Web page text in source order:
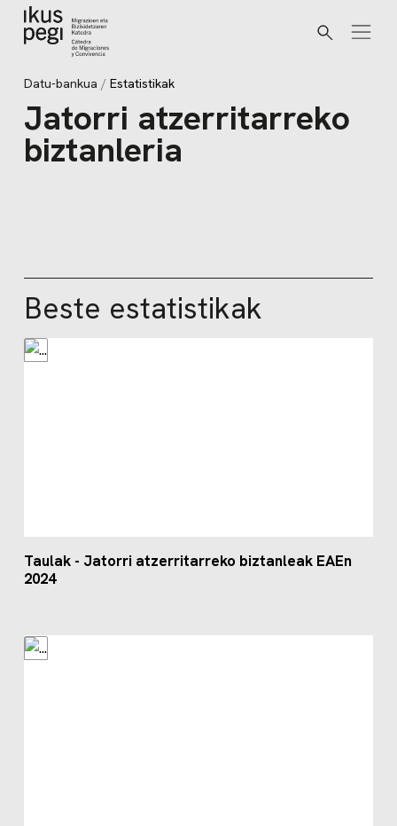
Joan zuzenean edukira
Bilatu
Datu-bankua Estatistikak
Jatorri atzerritarreko
biztanleria
Beste estatistikak
Taulak - Jatorri atzerritarreko biztanleak EAEn
2024